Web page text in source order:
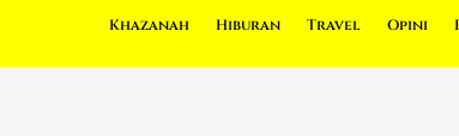
Khazanah
Hiburan Travel Opini